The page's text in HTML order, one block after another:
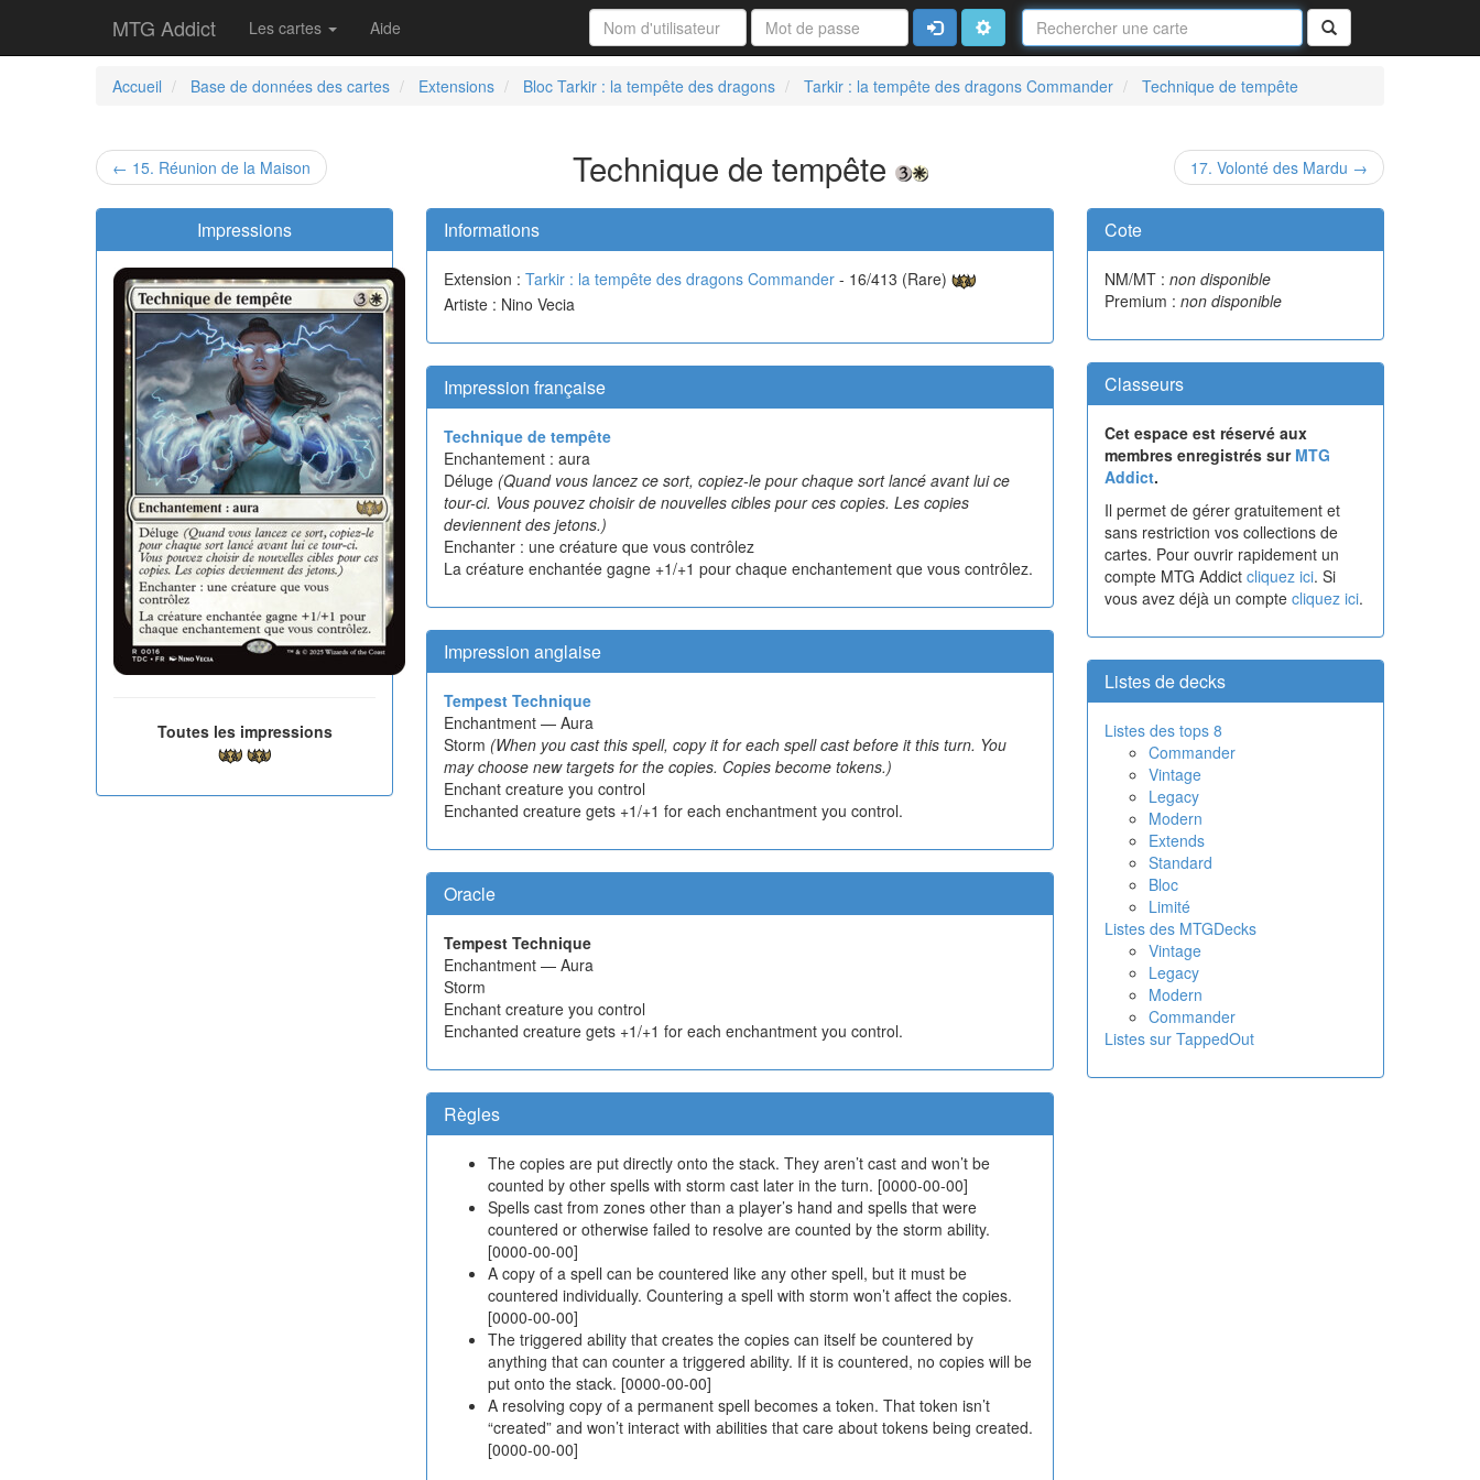
MTG Addict Les cartes Aide
Nom
de
la
carte
Rechercher
ConnexionAvancé
Accueil
Base de données des cartes Extensions Bloc Tarkir : la tempête des dragons Tarkir : la tempête des dragons Commander Technique de tempête
← 15. Réunion de la Maison Technique de tempête 17. Volonté des Mardu →
Impressions
Toutes les impressions
Informations
Extension : Tarkir : la tempête des dragons Commander - 16/413 (Rare)
Artiste : Nino Vecia
Impression française
Technique de tempête
Enchantement : aura
Déluge (Quand vous lancez ce sort, copiez-le pour chaque sort lancé avant lui ce
tour-ci. Vous pouvez choisir de nouvelles cibles pour ces copies. Les copies
deviennent des jetons.)
Enchanter : une créature que vous contrôlez
La créature enchantée gagne +1/+1 pour chaque enchantement que vous contrôlez.
Impression anglaise
Tempest Technique
Enchantment — Aura
Storm (When you cast this spell, copy it for each spell cast before it this turn. You
may choose new targets for the copies. Copies become tokens.)
Enchant creature you control
Enchanted creature gets +1/+1 for each enchantment you control.
Oracle
Tempest Technique
Enchantment — Aura
Storm
Enchant creature you control
Enchanted creature gets +1/+1 for each enchantment you control.
Règles
The copies are put directly onto the stack. They aren’t cast and won’t be
counted by other spells with storm cast later in the turn. [0000-00-00]
Spells cast from zones other than a player’s hand and spells that were
countered or otherwise failed to resolve are counted by the storm ability.
[0000-00-00]
A copy of a spell can be countered like any other spell, but it must be
countered individually. Countering a spell with storm won’t affect the copies.
[0000-00-00]
The triggered ability that creates the copies can itself be countered by
anything that can counter a triggered ability. If it is countered, no copies will be
put onto the stack. [0000-00-00]
A resolving copy of a permanent spell becomes a token. That token isn’t
“created” and won’t interact with abilities that care about tokens being created.
[0000-00-00]
Cote
NM/MT : non disponible
Premium : non disponible
Classeurs
Cet espace est réservé aux
membres enregistrés sur MTG
Addict.
Il permet de gérer gratuitement et
sans restriction vos collections de
cartes. Pour ouvrir rapidement un
compte MTG Addict cliquez ici. Si
vous avez déjà un compte cliquez ici.
Listes de decks
Listes des tops 8
Commander
Vintage
Legacy
Modern
Extends
Standard
Bloc
Limité
Listes des MTGDecks
Vintage
Legacy
Modern
Commander
Listes sur TappedOut